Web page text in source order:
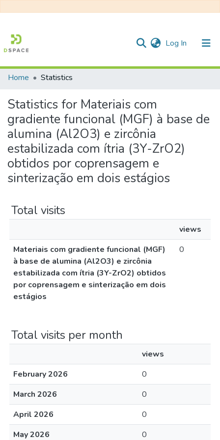
Log In (current)
All of DSpace
Home Statistics
Statistics for Materiais com
gradiente funcional (MGF) à base de
alumina (Al2O3) e zircônia
estabilizada com ítria (3Y-ZrO2)
obtidos por coprensagem e
sinterização em dois estágios
Total visits
views
Materiais com gradiente funcional (MGF)
à base de alumina (Al2O3) e zircônia
estabilizada com ítria (3Y-ZrO2) obtidos
por coprensagem e sinterização em dois
estágios
0
Total visits per month
views
February 2026
0
March 2026
0
April 2026
0
May 2026
0